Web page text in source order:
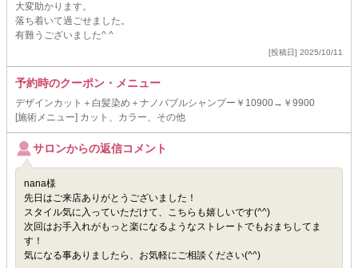
大変助かります。
落ち着いて過ごせました。
有難うございました^ ^
[投稿日] 2025/10/11
予約時のクーポン・メニュー
デザインカット＋白髪染め＋ナノバブルシャンプー￥10900→￥9900
[施術メニュー] カット、カラー、その他
サロンからの返信コメント
nana様
先日はご来店ありがとうございました！
スタイル気に入っていただけて、こちらも嬉しいです(^^)
次回はお手入れがもっと楽になるようなストレートでもおまちしてま
す！
気になる事ありましたら、お気軽にご相談ください(^^)